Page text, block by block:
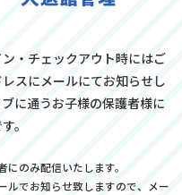
・チェックアウト時にはご
スにメールにてお知らせし
に通うお子様の保護者様に
。
のみ配信いたします。
ルでお知らせ致しますので、メー